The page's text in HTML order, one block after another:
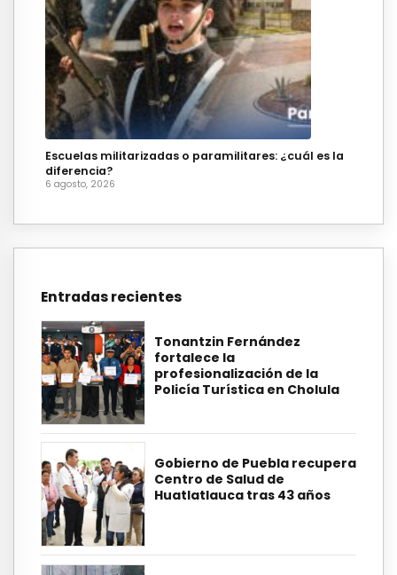
Escuelas militarizadas o paramilitares: ¿cuál es la
diferencia?
6 agosto, 2026
Entradas recientes
Tonantzin Fernández
fortalece la
profesionalización de la
Policía Turística en Cholula
Gobierno de Puebla recupera
Centro de Salud de
Huatlatlauca tras 43 años